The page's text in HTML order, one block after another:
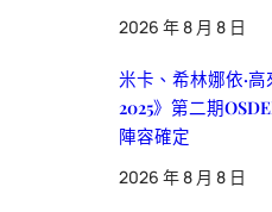
2026 年 8 月 8 日
米卡、希林娜依·
2025》第二期
陣容確定
2026 年 8 月 8 日